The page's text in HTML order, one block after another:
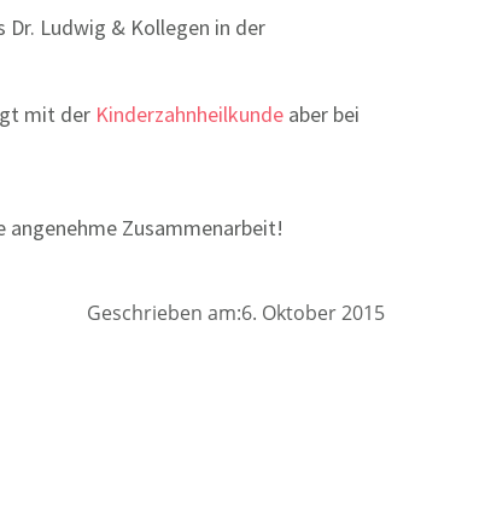
Dr. Ludwig & Kollegen in der
mit der Kinderzahnheilkunde aber bei
angenehme Zusammenarbeit!
Geschrieben am:6. Oktober 2015